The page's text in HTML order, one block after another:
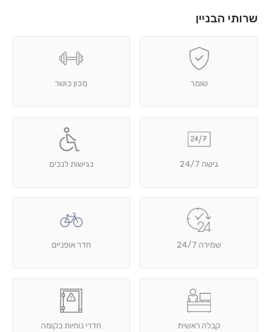
שרותי הבניין
שומר מכון כושר
גישה 24/7 נגישות לנכים
שמירה 24/7 חדר אופניים
קבלה ראשית חדרי נוחיות בקומה